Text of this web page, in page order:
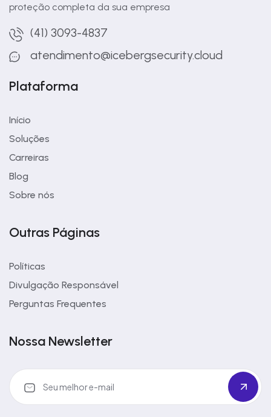
proteção completa da sua empresa
(41) 3093-4837
atendimento@icebergsecurity.cloud
Plataforma
Início
Soluções
Carreiras
Blog
Sobre nós
Outras Páginas
Políticas
Divulgação Responsável
Perguntas Frequentes
Nossa Newsletter